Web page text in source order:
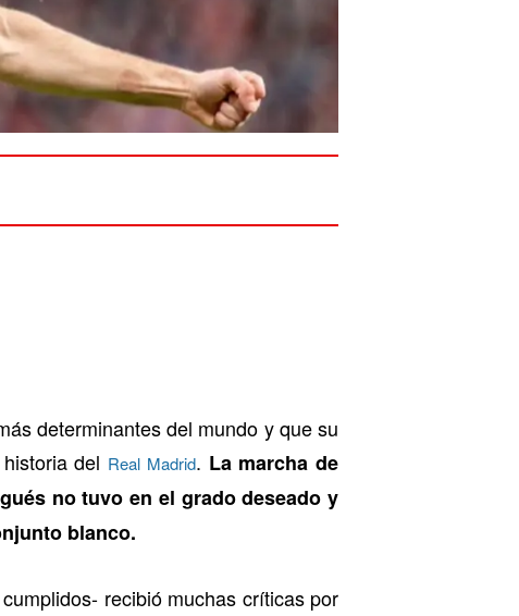
determinantes del mundo y que su
del Real Madrid. La marcha de
no tuvo en el grado deseado y
blanco.
recibió muchas críticas por